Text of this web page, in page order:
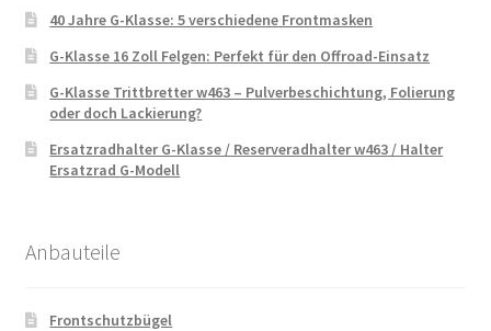
40 Jahre G-Klasse: 5 verschiedene Frontmasken
G-Klasse 16 Zoll Felgen: Perfekt für den Offroad-Einsatz
G-Klasse Trittbretter w463 – Pulverbeschichtung, Folierung
oder doch Lackierung?
Ersatzradhalter G-Klasse / Reserveradhalter w463 / Halter
Ersatzrad G-Modell
Anbauteile
Frontschutzbügel